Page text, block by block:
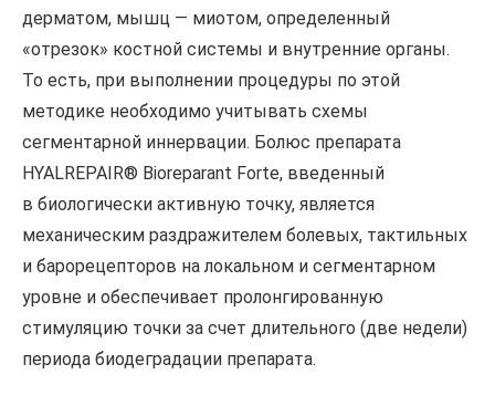
дерматом, мышц — миотом, определенный
«отрезок» костной системы и внутренние органы.
То есть, при выполнении процедуры по этой
методике необходимо учитывать схемы
сегментарной иннервации. Болюс препарата
HYALREPAIR® Bioreparant Forte, введенный
в биологически активную точку, является
механическим раздражителем болевых, тактильных
и барорецепторов на локальном и сегментарном
уровне и обеспечивает пролонгированную
стимуляцию точки за счет длительного (две недели)
периода биодеградации препарата.